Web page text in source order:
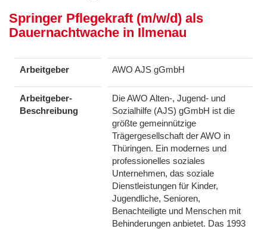
Springer Pflegekraft (m/w/d) als
Dauernachtwache in Ilmenau
Arbeitgeber AWO AJS gGmbH
Arbeitgeber-
Beschreibung
Die AWO Alten-, Jugend- und
Sozialhilfe (AJS) gGmbH ist die
größte gemeinnützige
Trägergesellschaft der AWO in
Thüringen. Ein modernes und
professionelles soziales
Unternehmen, das soziale
Dienstleistungen für Kinder,
Jugendliche, Senioren,
Benachteiligte und Menschen mit
Behinderungen anbietet. Das 1993